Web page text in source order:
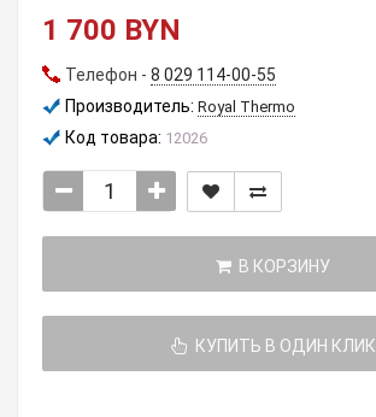
1 700 BYN
Телефон - 8 029 114-00-55
Производитель: Royal Thermo
Код товара: 12026
В КОРЗИНУ
КУПИТЬ В ОДИН КЛИК